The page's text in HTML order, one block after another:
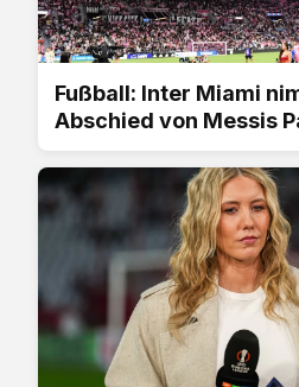
Fußball: Inter Miami
Abschied von Messis